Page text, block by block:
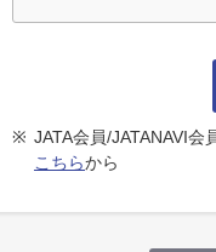
※ JATA会員/JATANAVI
こちらから